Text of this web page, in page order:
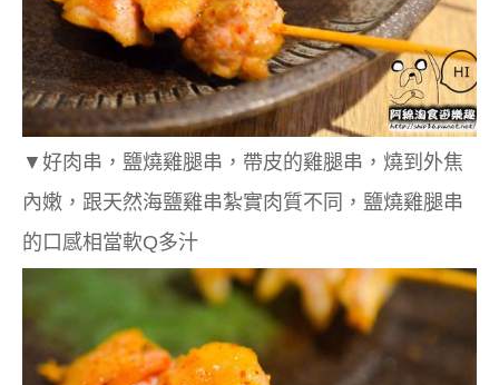
▼ 好肉串，鹽燒雞腿串，帶皮的雞腿串，燒到外焦
內嫩，跟天然海鹽雞串紮實肉質不同，鹽燒雞腿串
的口感相當軟Q多汁